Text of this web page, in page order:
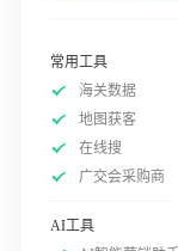
常用工具
海关数据
地图获客
在线搜
广交会采购商
AI工具